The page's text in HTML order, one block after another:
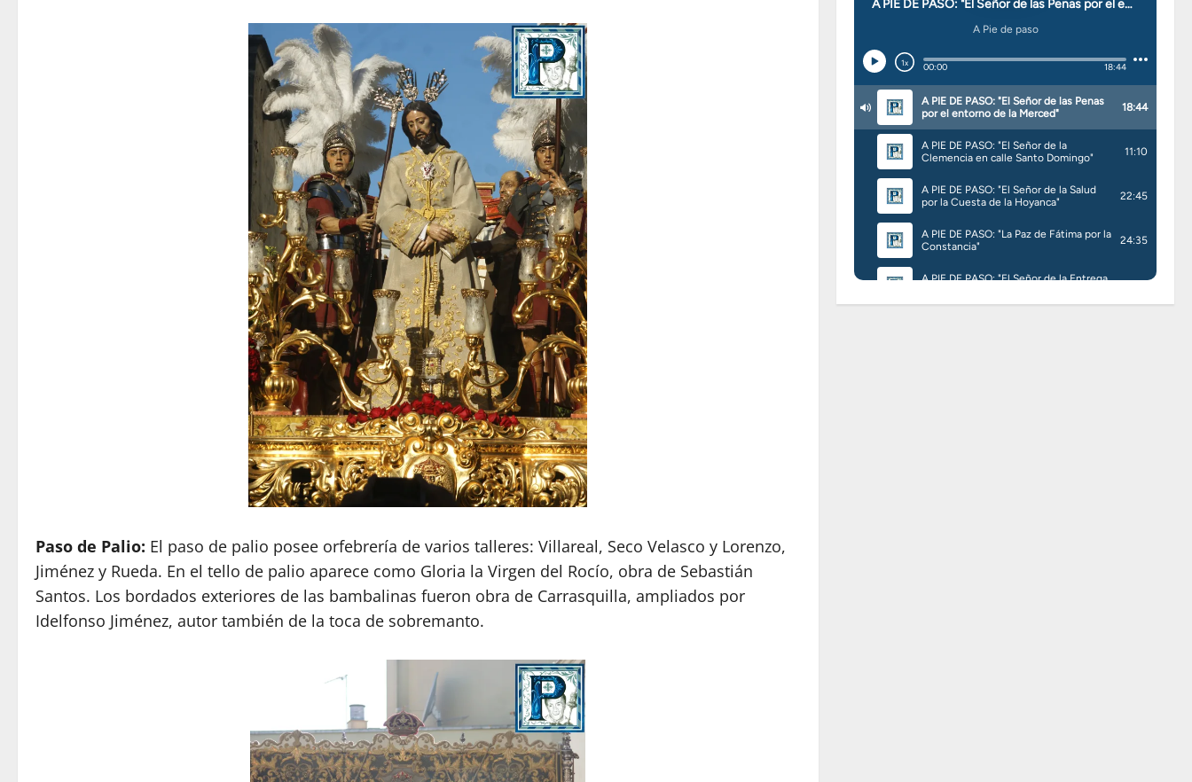
Paso de Palio: El paso de palio posee orfebrería de varios talleres: Villareal, Seco Velasco y Lorenzo,
Jiménez y Rueda. En el tello de palio aparece como Gloria la Virgen del Rocío, obra de Sebastián
Santos. Los bordados exteriores de las bambalinas fueron obra de Carrasquilla, ampliados por
Idelfonso Jiménez, autor también de la toca de sobremanto.